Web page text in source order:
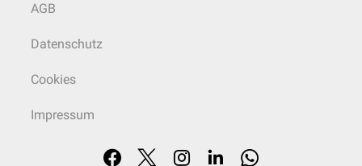
AGB
Datenschutz
Cookies
Impressum